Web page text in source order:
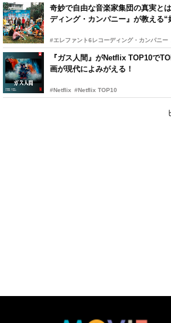
奇妙で自由な音楽家集団の真実と
ディング・カンパニー』が教える
#エレファント6レコーディング・カンパニー
『ガス人間』がNetflix TOP10で
画が現代によみがえる！
#Netflix #Netflix TOP10